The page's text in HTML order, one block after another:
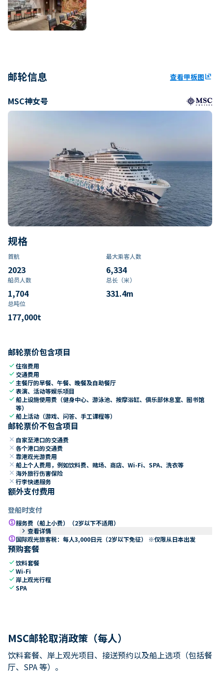
邮轮信息 查看甲板图ungroup
MSC神女号
规格
首航
2023
最大乘客人数
6,334
船员人数
1,704
总长（米）
331.4m
总吨位
177,000t
邮轮票价包含项目
check住宿费用
check 交通费用
check 主餐厅的早餐、午餐、晚餐及自助餐厅
check表演、活动等娱乐项目
check船上设施使用费（健身中心、游泳池、按摩浴缸、俱乐部休息室、图书馆
等）
check船上活动（游戏、问答、手工课程等）
邮轮票价不包含项目
close 自家至港口的交通费
close 各个港口的交通费
close 靠港观光游费用
close 船上个人费用，例如饮料费、赌场、商店、Wi-Fi、SPA、洗衣等
close 海外旅行伤害保险
close 行李快递服务
额外支付费用
登船时支付
paid服务费（船上小费）（2岁以下不适用）
keyboard_arrow_right 查看详情
paid国际观光旅客税：每人3,000日元（2岁以下免征） ※仅限从日本出发
预购套餐
check饮料套餐
checkWi-Fi
check 岸上观光行程
checkSPA
MSC邮轮取消政策（每人）
饮料套餐、岸上观光项目、接送预约以及船上选项（包括餐
厅、SPA 等）。